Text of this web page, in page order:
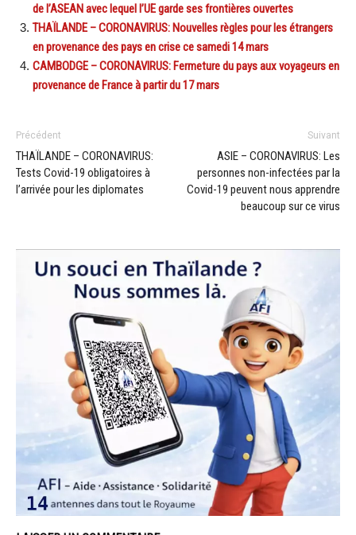
de l’ASEAN avec lequel l’UE garde ses frontières ouvertes
THAÏLANDE – CORONAVIRUS: Nouvelles règles pour les étrangers
en provenance des pays en crise ce samedi 14 mars
CAMBODGE – CORONAVIRUS: Fermeture du pays aux voyageurs en
provenance de France à partir du 17 mars
Précédent
THAÏLANDE – CORONAVIRUS:
Tests Covid-19 obligatoires à
l’arrivée pour les diplomates
Suivant
ASIE – CORONAVIRUS: Les
personnes non-infectées par la
Covid-19 peuvent nous apprendre
beaucoup sur ce virus